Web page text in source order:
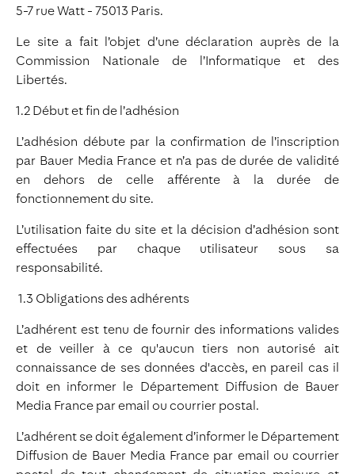
5-7 rue Watt - 75013 Paris.
Le site a fait l’objet d’une déclaration auprès de la
Commission Nationale de l’Informatique et des
Libertés.
1.2 Début et fin de l’adhésion
L’adhésion débute par la confirmation de l’inscription
par Bauer Media France et n’a pas de durée de validité
en dehors de celle afférente à la durée de
fonctionnement du site.
L’utilisation faite du site et la décision d’adhésion sont
effectuées par chaque utilisateur sous sa
responsabilité.
1.3 Obligations des adhérents
L’adhérent est tenu de fournir des informations valides
et de veiller à ce qu'aucun tiers non autorisé ait
connaissance de ses données d'accès, en pareil cas il
doit en informer le Département Diffusion de Bauer
Media France par email ou courrier postal.
L’adhérent se doit également d’informer le Département
Diffusion de Bauer Media France par email ou courrier